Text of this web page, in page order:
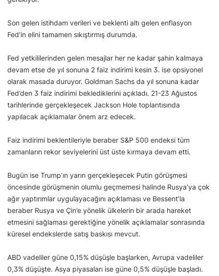
Son gelen istihdam verileri ve beklenti altı gelen enflasyon
Fed’in elini tamamen sıkıştırmış durumda.
Fed yetkililerinden gelen mesajlar her ne kadar şahin kalmaya
devam etse de yıl sonuna 2 faiz indirimi kesin 3. ise opsiyonel
olarak masada duruyor. Goldman Sachs da yıl sonuna kadar
Fed’den 3 faiz indirimi beklediklerini açıkladı. 21-23 Ağustos
tarihlerinde gerçekleşecek Jackson Hole toplantısında
yapılacak açıklamalar önem arz edecek.
Faiz indirimi beklentileriyle beraber S&P 500 endeksi tüm
zamanların rekor seviyelerini üst üste kırmaya devam etti.
Bugün ise Trump’ın yarın gerçekleşecek Putin görüşmesi
öncesinde görüşmenin olumlu geçmemesi halinde Rusya’ya çok
ağır yaptırımlar uygulayacağını açıklaması ve Bessent’la
beraber Rusya ve Çin’e yönelik ülkelerin bir arada hareket
etmesini sağlaması gerektiğine yönelik açıklamalar sonrasında
küresel endekslerde satış baskısı mevcut.
ABD vadeliler güne 0,15% düşüşle başlarken, Avrupa vadeliler
0,3% düşüşte. Asya piyasaları ise güne 0,5% düşüşle başladı.